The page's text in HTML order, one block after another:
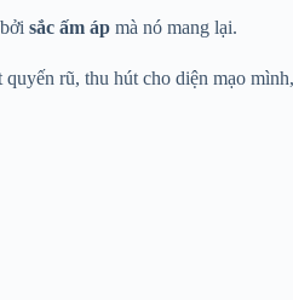
sắc ấm áp mà nó mang lại.
rũ, thu hút cho diện mạo